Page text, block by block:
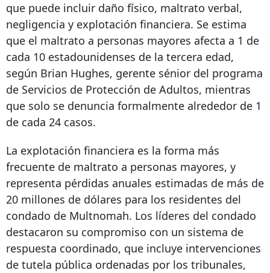
que puede incluir daño físico, maltrato verbal,
negligencia y explotación financiera. Se estima
que el maltrato a personas mayores afecta a 1 de
cada 10 estadounidenses de la tercera edad,
según Brian Hughes, gerente sénior del programa
de Servicios de Protección de Adultos, mientras
que solo se denuncia formalmente alrededor de 1
de cada 24 casos.
La explotación financiera es la forma más
frecuente de maltrato a personas mayores, y
representa pérdidas anuales estimadas de más de
20 millones de dólares para los residentes del
condado de Multnomah. Los líderes del condado
destacaron su compromiso con un sistema de
respuesta coordinado, que incluye intervenciones
de tutela pública ordenadas por los tribunales,